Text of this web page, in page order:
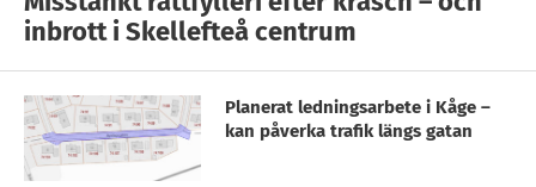
inbrott i Skellefteå centrum
Planerat ledningsarbete i Kåge –
kan påverka trafik längs gatan